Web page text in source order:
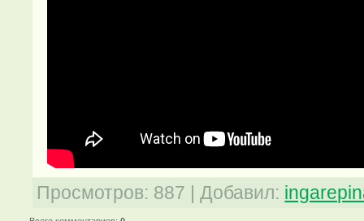
Просмотров: 887 |Добавил: